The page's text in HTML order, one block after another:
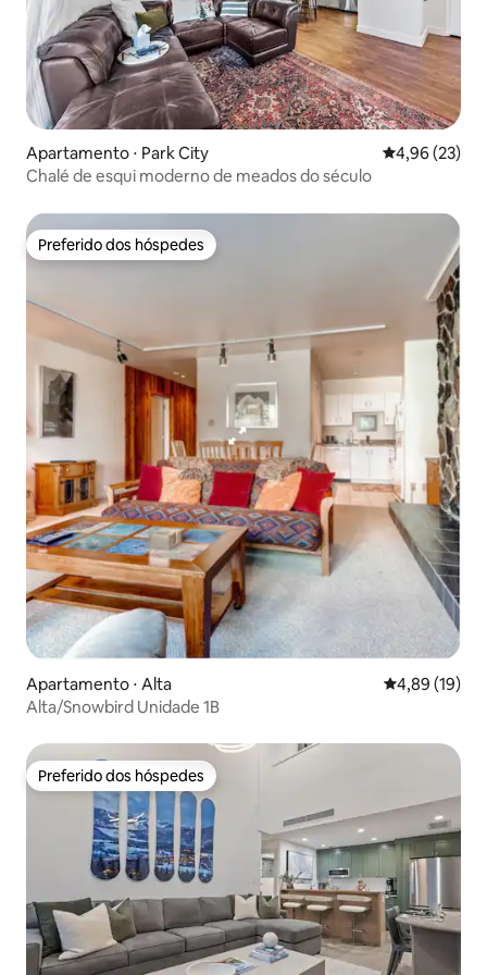
Apartamento ⋅ Park City 4,96 de uma
4,96 (23)
Chalé de esqui moderno de meados do século
Preferido dos hóspedes
Preferido dos hóspedes
Apartamento ⋅ Alta 4,89 de uma
4,89 (19)
Alta/Snowbird Unidade 1B
Preferido dos hóspedes
Preferido dos hóspedes